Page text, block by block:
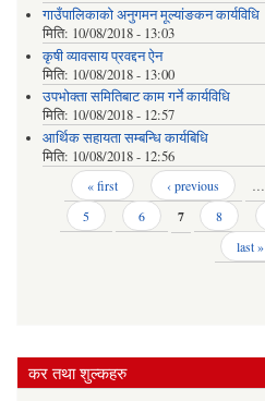
गाउँपालिकाको अनुगमन मूल्यांङकन कार्यविधि
मिति: 10/08/2018 - 13:03
कृषी व्यावसाय प्रवद्दन ऐन
मिति: 10/08/2018 - 13:00
उपभोक्ता समितिबाट काम गर्ने कार्यविधि
मिति: 10/08/2018 - 12:57
आर्थिक सहायता सम्बन्धि कार्यबिधि
मिति: 10/08/2018 - 12:56
Pages « first ‹ previous …
5
6 7 8
last »
कर तथा शुल्कहरु